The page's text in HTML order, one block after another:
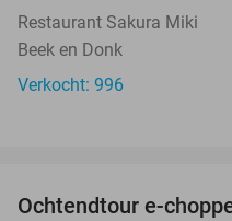
Restaurant Sakura Miki
Beek en Donk
Verkocht: 996
Ochtendtour e-